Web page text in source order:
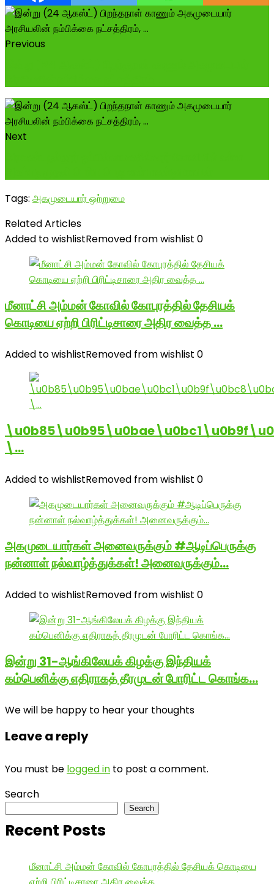
Previous
Next
Tags: அகமுடையார் ஒற்றுமை
Related Articles
Added to wishlistRemoved from wishlist 0
மீனாட்சி அம்மன் கோவில் கோபுரத்தில் தேசியக்
கொடியை ஏற்றி பிரிட்டிசாரை அதிர வைத்த …
Added to wishlistRemoved from wishlist 0
\…
Added to wishlistRemoved from wishlist 0
அகமுடையார்கள் அனைவருக்கும் #ஆடிப்பெருக்கு
நன்னாள் நல்வாழ்த்துக்கள்! அனைவருக்கும்…
Added to wishlistRemoved from wishlist 0
இன்று 31-ஆங்கிலேயக் கிழக்கு இந்தியக்
கம்பெனிக்கு எதிராகத் தீரமுடன் போரிட்ட கொங்க…
We will be happy to hear your thoughts
Leave a reply
You must be logged in to post a comment.
Search
Search
Recent Posts
மீனாட்சி அம்மன் கோவில் கோபுரத்தில் தேசியக் கொடியை